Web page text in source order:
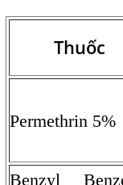
Thuốc
Permethrin 5%
Benzyl